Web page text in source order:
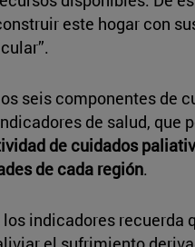
este hogar con
seis componentes de
de salud, que
de cuidados
de cada región.
indicadores recuerda